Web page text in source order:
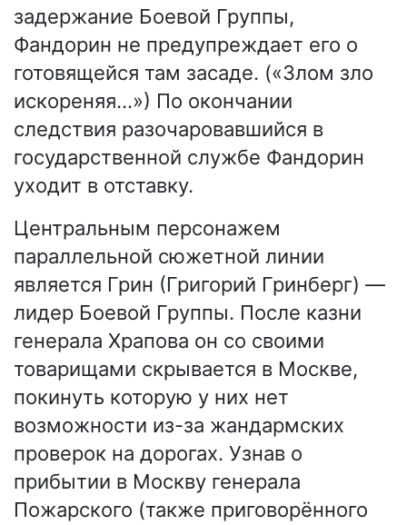
задержание Боевой Группы,
Фандорин не предупреждает его о
готовящейся там засаде. («Злом зло
искореняя…») По окончании
следствия разочаровавшийся в
государственной службе Фандорин
уходит в отставку.
Центральным персонажем
параллельной сюжетной линии
является Грин (Григорий Гринберг) —
лидер Боевой Группы. После казни
генерала Храпова он со своими
товарищами скрывается в Москве,
покинуть которую у них нет
возможности из-за жандармских
проверок на дорогах. Узнав о
прибытии в Москву генерала
Пожарского (также приговорённого